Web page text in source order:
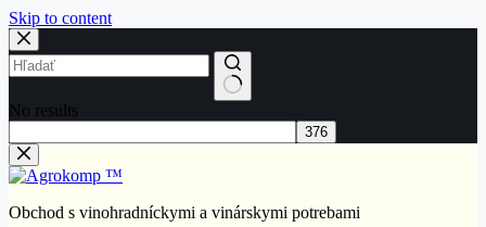
Skip to content
No results
Obchod s vinohradníckymi a vinárskymi potrebami